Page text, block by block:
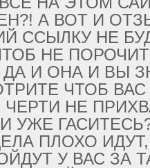
А ВОТ И
ССЫЛКУ НЕ
НЕ
ДА И ОНА И ВЫ
ЧТОБ ВАС
НЕ
УЖЕ
ПЛОХО
У ВАС ЗА